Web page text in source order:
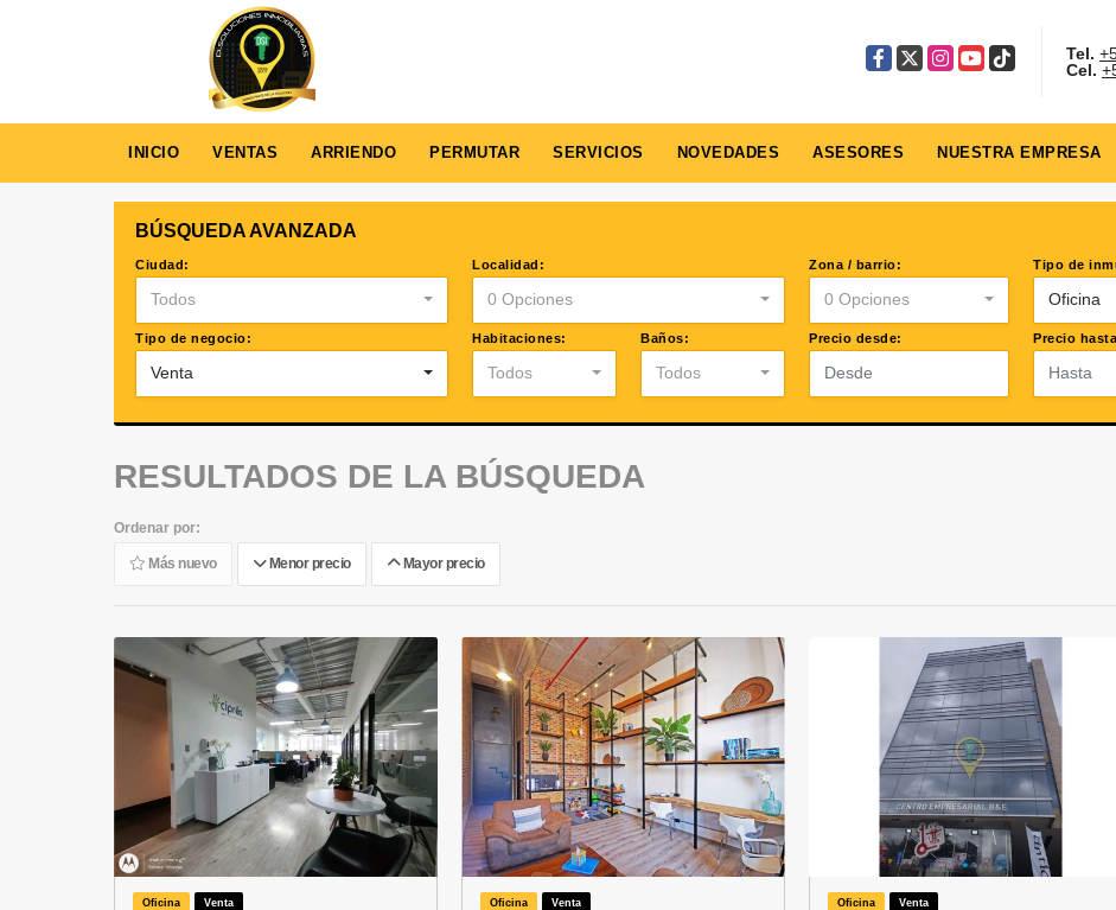
Facebook
X Instagram
YouTube
TikTok Tel.
Cel.
INICIO VENTAS ARRIENDO PERMUTAR SERVICIOS NOVEDADES ASESORES NUESTRA EMPRESA
BÚSQUEDA AVANZADA
Ciudad:
Todos
Localidad:
0 Opciones
Zona / barrio:
0 Opciones
Tipo de
Oficina
Tipo de negocio:
Venta
Habitaciones:
Todos
Baños:
Todos
Precio desde: Precio
RESULTADOS DE LA BÚSQUEDA
Ordenar por:
Más nuevo Menor precio Mayor precio
Oficina Venta Oficina Venta Oficina Venta